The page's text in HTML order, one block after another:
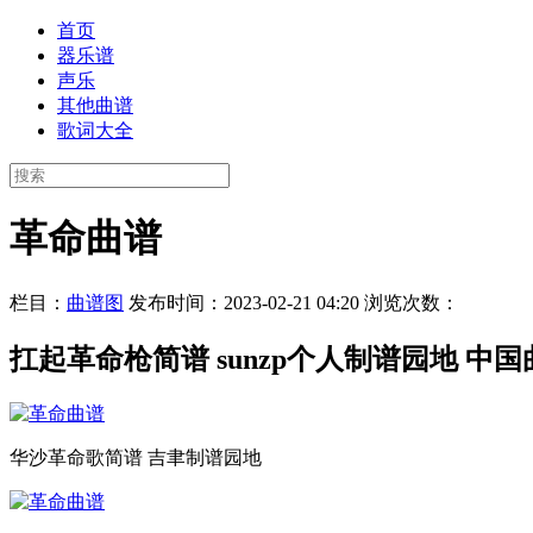
首页
器乐谱
声乐
其他曲谱
歌词大全
革命曲谱
栏目： 曲谱图 发布时间：2023-02-21 04:20 浏览次数：
扛起革命枪简谱 sunzp个人制谱园地 中国
华沙革命歌简谱 吉聿制谱园地